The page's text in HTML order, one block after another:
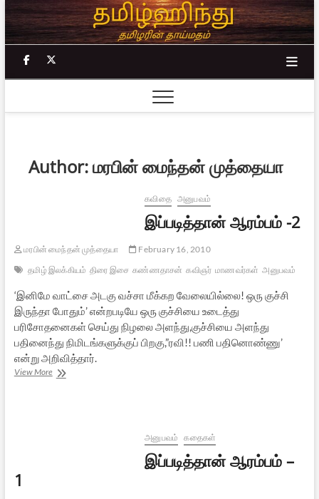
Skip
to
content
facebook
Author:மரபின் மைந்தன் முத்தையா
கவிதை அனுபவம்
இப்படித்தான் ஆரம்பம் -2
மரபின் மைந்தன் முத்தையா
February 16, 2010
தமிழ் இலக்கியம் திரை இசை கண்ணதாசன் கவிஞர் மாணவர்கள் அனுபவம்
‘இனிமே வாட்சை அடகு வச்சா மீக்கற வேலையில்லை! ஒரு குச்சி
இருந்தா போதும்’ என்றபடியே ஒரு குச்சியை உடைத்து
பரிசோதனைகள் செய்து நிழலை அளந்து,குச்சியை அளந்து
பதினைந்து நிமிடங்களுக்குப் பிறகு,”ரவி!! பணி பதினொண்ணு’
என்று அறிவித்தார்.
View Moreஇப்படித்தான்
அனுபவம் கதைகள்
இப்படித்தான் ஆரம்பம் –
1